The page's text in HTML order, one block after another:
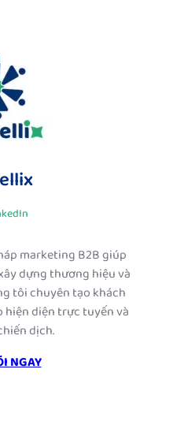
marketing B2B giúp
dựng thương hiệu và
tôi chuyên tạo khách
hiện diện trực tuyến và
dịch.
NGAY